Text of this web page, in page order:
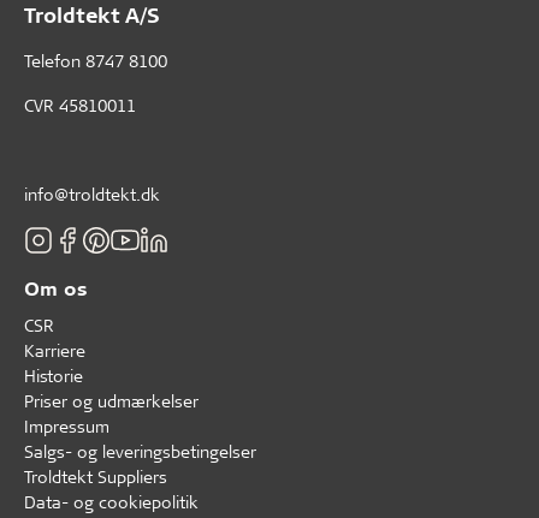
Troldtekt A/S
Telefon 8747 8100
CVR 45810011
info@troldtekt.dk
Om os
CSR
Karriere
Historie
Priser og udmærkelser
Impressum
Salgs- og leveringsbetingelser
Troldtekt Suppliers
Data- og cookiepolitik